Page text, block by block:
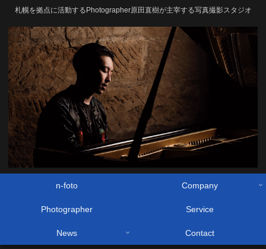
札幌を拠点に活動するPhotographer原田直樹が主宰する写真撮影スタジオ
n-foto Company
Photographer Service
News Contact